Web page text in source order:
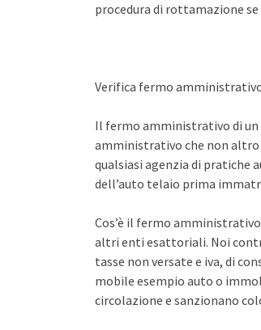
procedura di rottamazione
Verifica fermo
Il fermo amministrativo di un
amministrativo che non altro
qualsiasi agenzia di pratiche
dell’auto telaio prima
Cos’è il fermo
altri enti esattoriali. Noi
tasse non versate e iva, di
mobile esempio auto o
circolazione e sanzionano